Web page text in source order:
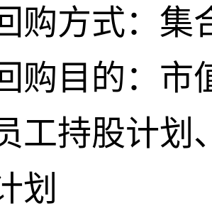
方式：集
目的：市
工持股计划
划